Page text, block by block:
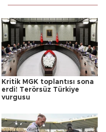
Kritik MGK toplantısı sona
erdi! Terörsüz Türkiye
vurgusu